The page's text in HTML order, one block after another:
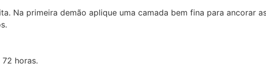
Na primeira demão aplique uma camada bem fina para ancorar
horas.